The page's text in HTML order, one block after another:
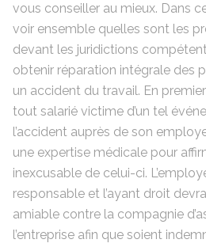
vous conseiller au mieux. Dans
voir ensemble quelles sont les
devant les juridictions
obtenir réparation intégrale des
un accident du travail. En
tout salarié victime d’un tel
l’accident auprès de son
une expertise médicale pour
inexcusable de celui-ci.
responsable et l’ayant droit
amiable contre la compagnie
l’entreprise afin que soient